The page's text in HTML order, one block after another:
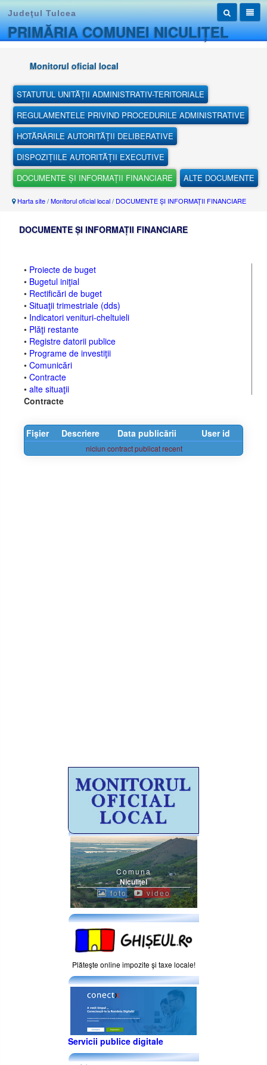
Judeţul Tulcea
PRIMĂRIA COMUNEI NICULIȚEL
Monitorul oficial local
STATUTUL UNITĂȚII ADMINISTRATIV-TERITORIALE
REGULAMENTELE PRIVIND PROCEDURILE ADMINISTRATIVE
HOTĂRÂRILE AUTORITĂȚII DELIBERATIVE
DISPOZIȚIILE AUTORITĂȚII EXECUTIVE
DOCUMENTE ȘI INFORMAȚII FINANCIARE
ALTE DOCUMENTE
Harta site/Monitorul oficial local/ DOCUMENTE ȘI INFORMAȚII FINANCIARE
DOCUMENTE ȘI INFORMAȚII FINANCIARE
• Proiecte de buget
• Bugetul iniţial
• Rectificări de buget
• Situaţii trimestriale (dds)
• Indicatori venituri-cheltuieli
• Plăţi restante
• Registre datorii publice
• Programe de investiţii
• Comunicări
• Contracte
• alte situaţii
Contracte
Fişier Descriere Data publicării User id
niciun contract publicat recent
Comuna
Niculiţel
foto video
Plăteşte online impozite şi taxe locale!
Servicii publice digitale